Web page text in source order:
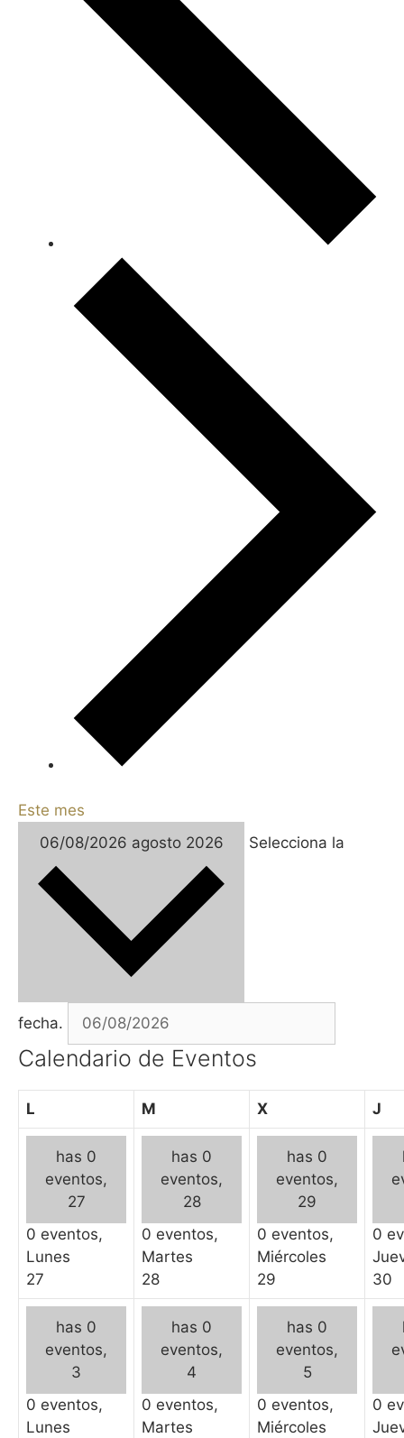
Este mes
06/08/2026 agosto 2026 Selecciona la
fecha.
Calendario de Eventos
L M X J
has 0
eventos,
27
0 eventos,
Lunes
27
has 0
eventos,
28
0 eventos,
Martes
28
has 0
eventos,
29
0 eventos,
Miércoles
29
0
30
has 0
eventos,
3
0 eventos,
Lunes
has 0
eventos,
4
0 eventos,
Martes
has 0
eventos,
5
0 eventos,
Miércoles
0